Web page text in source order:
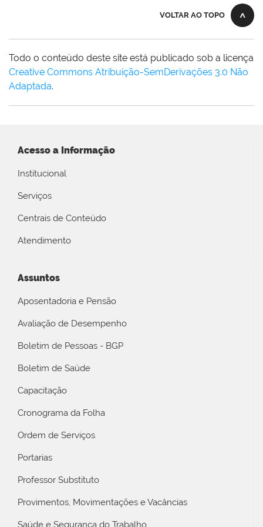
VOLTAR AO TOPO
Todo o conteúdo deste site está publicado sob a licença
Creative Commons Atribuição-SemDerivações 3.0 Não
Adaptada.
Acesso a Informação
Institucional
Serviços
Centrais de Conteúdo
Atendimento
Assuntos
Aposentadoria e Pensão
Avaliação de Desempenho
Boletim de Pessoas - BGP
Boletim de Saúde
Capacitação
Cronograma da Folha
Ordem de Serviços
Portarias
Professor Substituto
Provimentos, Movimentações e Vacâncias